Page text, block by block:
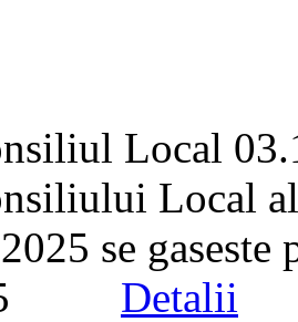
Local
Local
se
Detalii